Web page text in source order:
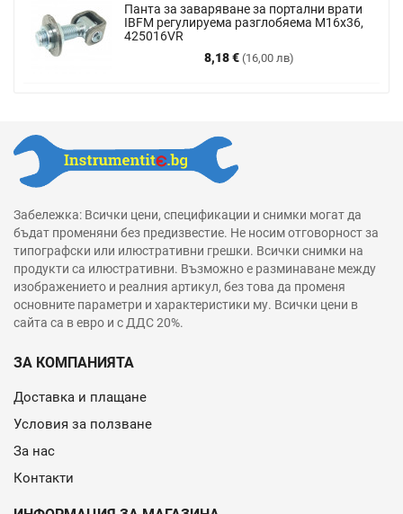
Панта за заваряване за портални врати
IBFM регулируема разглобяема М16х36,
425016VR
8,18 € (16,00 лв)
Цена
Забележка: Всички цени, спецификации и снимки могат да
бъдат променяни без предизвестие. Не носим отговорност за
типографски или илюстративни грешки. Всички снимки на
продукти са илюстративни. Възможно е разминаване между
изображението и реалния артикул, без това да променя
основните параметри и характеристики му. Всички цени в
сайта са в евро и с ДДС 20%.
ЗА КОМПАНИЯТА
Доставка и плащане
Условия за ползване
За нас
Контакти